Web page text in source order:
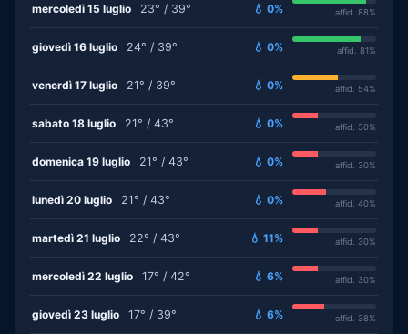
mercoledì 15 luglio 23° / 39° 💧 0% affid. 88%
giovedì 16 luglio 24° / 39° 💧 0% affid. 81%
venerdì 17 luglio 21° / 39° 💧 0% affid. 54%
sabato 18 luglio 21° / 43° 💧 0% affid. 30%
domenica 19 luglio 21° / 43° 💧 0% affid. 30%
lunedì 20 luglio 21° / 43° 💧 0% affid. 40%
martedì 21 luglio 22° / 43° 💧 11% affid. 30%
mercoledì 22 luglio 17° / 42° 💧 6% affid. 30%
giovedì 23 luglio 17° / 39° 💧 6% affid. 38%